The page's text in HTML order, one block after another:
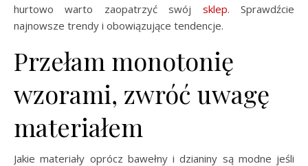
hurtowo warto zaopatrzyć swój sklep. Sprawdźcie
najnowsze trendy i obowiązujące tendencje.
Przełam monotonię
wzorami, zwróć uwagę
materiałem
Jakie materiały oprócz bawełny i dzianiny są modne jeśli